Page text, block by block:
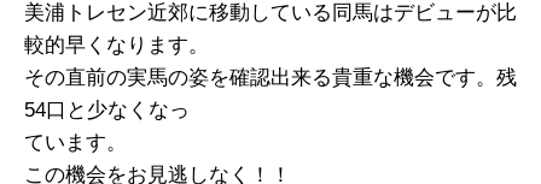
美浦トレセン近郊に移動している同馬はデビューが比
較的早くなります。
その直前の実馬の姿を確認出来る貴重な機会です。残
54口と少なくなっ
ています。
この機会をお見逃しなく！！